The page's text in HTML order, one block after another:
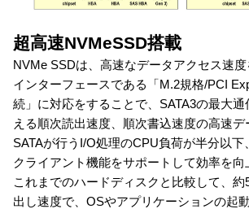
超高速NVMeSSD搭載
NVMe SSDは、高速なデータアクセス速
インターフェースである「M.2規格/PCI
続」に対応をすることで、SATA3の最大通
える順次読出速度、順次書込速度の高速デ
SATAが行うI/O処理のCPU負荷が半分以
クライアント機能をサポートして効率を向
これまでのハードディスクと比較して、
出し速度で、OSやアプリケーションの起